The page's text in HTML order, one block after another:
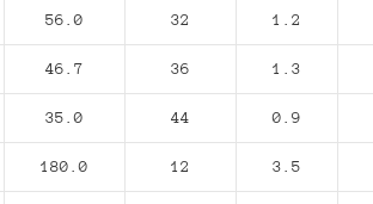
56.0 32 1.2
46.7 36 1.3
35.0 44 0.9
180.0 12 3.5